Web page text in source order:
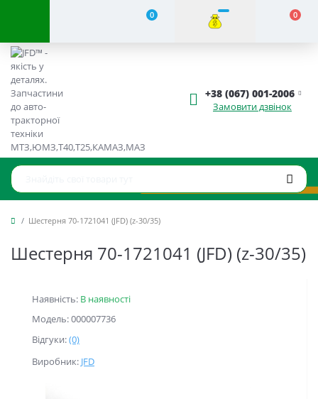
0 0
+38 (067) 001-2006
Замовити дзвінок
Шестерня 70-1721041 (JFD) (z-30/35)
Шестерня 70-1721041 (JFD) (z-30/35)
Наявність: В наявності
Модель: 000007736
Відгуки:(0)
Виробник: JFD